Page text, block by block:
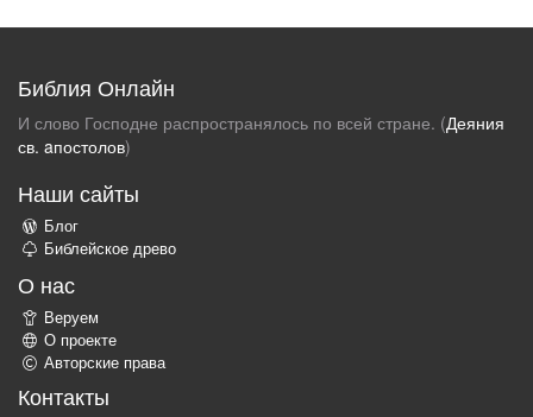
Библия Онлайн
И слово Господне распространялось по всей стране. (Деяния
св. aпостолов)
Наши сайты
Блог
Библейское древо
О нас
Веруем
О проекте
Авторские права
Контакты